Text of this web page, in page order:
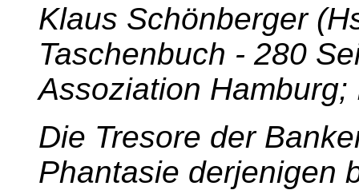
Klaus Schönberger
Taschenbuch - 280
Assoziation
Die Tresore der
Phantasie derjenigen